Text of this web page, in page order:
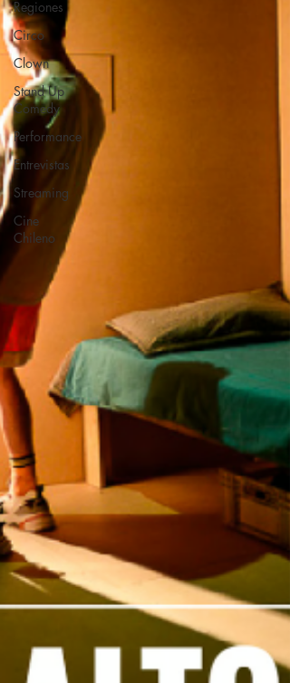
Regiones
Circo
Clown
Stand Up
Comedy
Performance
Entrevistas
Streaming
Cine
Chileno